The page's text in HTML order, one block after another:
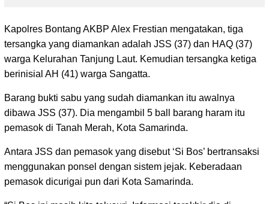
Kapolres Bontang AKBP Alex Frestian mengatakan, tiga
tersangka yang diamankan adalah JSS (37) dan HAQ (37)
warga Kelurahan Tanjung Laut. Kemudian tersangka ketiga
berinisial AH (41) warga Sangatta.
Barang bukti sabu yang sudah diamankan itu awalnya
dibawa JSS (37). Dia mengambil 5 ball barang haram itu
pemasok di Tanah Merah, Kota Samarinda.
Antara JSS dan pemasok yang disebut ‘Si Bos’ bertransaksi
menggunakan ponsel dengan sistem jejak. Keberadaan
pemasok dicurigai pun dari Kota Samarinda.